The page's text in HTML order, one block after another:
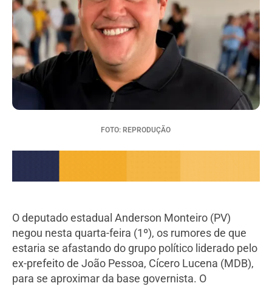
FOTO: REPRODUÇÃO
O deputado estadual Anderson Monteiro (PV)
negou nesta quarta-feira (1º), os rumores de que
estaria se afastando do grupo político liderado pelo
ex-prefeito de João Pessoa, Cícero Lucena (MDB),
para se aproximar da base governista. O